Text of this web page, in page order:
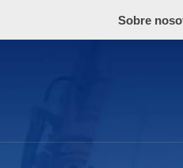
Sobre